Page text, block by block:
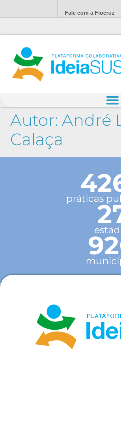
Fale com a Fiocruz
Autor: André
Calaça
práticas